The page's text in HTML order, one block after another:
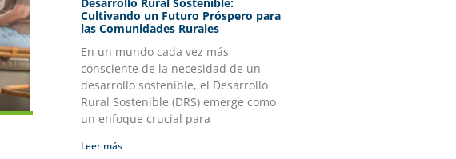
Cultivando un Futuro Próspero para
las Comunidades Rurales
En un mundo cada vez más
consciente de la necesidad de un
desarrollo sostenible, el Desarrollo
Rural Sostenible (DRS) emerge como
un enfoque crucial para
Leer más